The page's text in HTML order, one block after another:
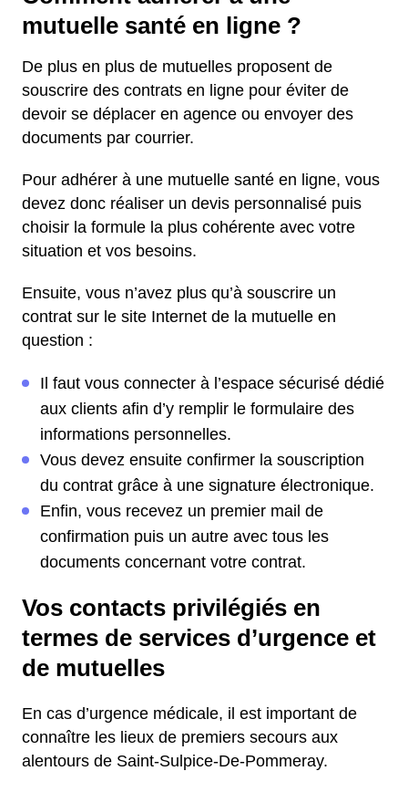
mutuelle santé en ligne ?
De plus en plus de mutuelles proposent de
souscrire des contrats en ligne pour éviter de
devoir se déplacer en agence ou envoyer des
documents par courrier.
Pour adhérer à une mutuelle santé en ligne, vous
devez donc réaliser un devis personnalisé puis
choisir la formule la plus cohérente avec votre
situation et vos besoins.
Ensuite, vous n’avez plus qu’à souscrire un
contrat sur le site Internet de la mutuelle en
question :
Il faut vous connecter à l’espace sécurisé dédié
aux clients afin d’y remplir le formulaire des
informations personnelles.
Vous devez ensuite confirmer la souscription
du contrat grâce à une signature électronique.
Enfin, vous recevez un premier mail de
confirmation puis un autre avec tous les
documents concernant votre contrat.
Vos contacts privilégiés en
termes de services d’urgence et
de mutuelles
En cas d’urgence médicale, il est important de
connaître les lieux de premiers secours aux
alentours de Saint-Sulpice-De-Pommeray.